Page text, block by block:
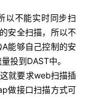
以不能实时同步扫
安全扫描，所以不
能够自己控制的安
投到DAST中。
就要求web扫描插
做接口扫描方式可